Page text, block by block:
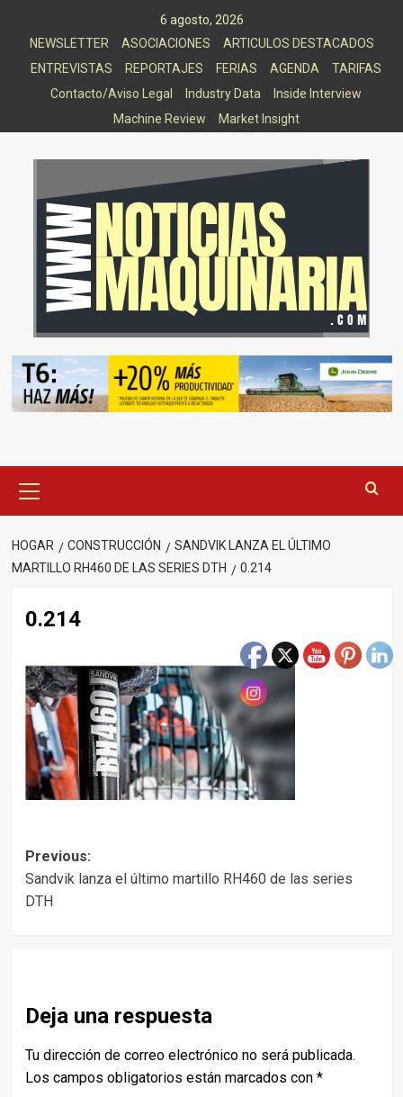
6 agosto, 2026
NEWSLETTER
ASOCIACIONES
ARTICULOS DESTACADOS
ENTREVISTAS
REPORTAJES FERIAS AGENDA
TARIFAS
Contacto/Aviso Legal
Industry Data
Inside Interview
Machine Review
Market Insight
principal
HOGAR CONSTRUCCIÓN
SANDVIK LANZA EL ÚLTIMO
MARTILLO RH460 DE LAS SERIES DTH
0.214
0.214
Post
navigation
Previous:
Sandvik lanza el último martillo RH460 de las series
DTH
Deja una respuesta
Tu dirección de correo electrónico no será publicada.
Los campos obligatorios están marcados con *